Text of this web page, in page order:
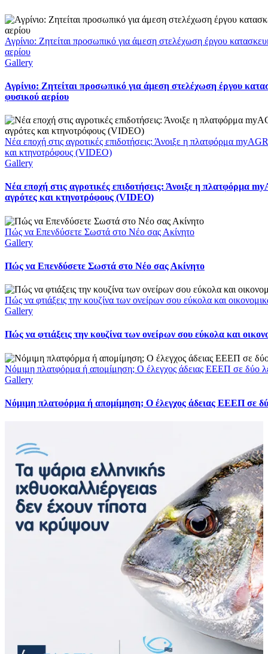
Αγρίνιο: Ζητείται προσωπικό για άμεση στελέχωση έργου
αερίου
Gallery
Αγρίνιο: Ζητείται προσωπικό για άμεση στελέχωση έργου
φυσικού αερίου
Νέα εποχή στις αγροτικές επιδοτήσεις: Άνοιξε η πλατφόρμα
και κτηνοτρόφους (VIDEO)
Gallery
Νέα εποχή στις αγροτικές επιδοτήσεις: Άνοιξε η πλατφόρμα
αγρότες και κτηνοτρόφους (VIDEO)
Πώς να Επενδύσετε Σωστά στο Νέο σας Ακίνητο
Gallery
Πώς να Επενδύσετε Σωστά στο Νέο σας Ακίνητο
Πώς να φτιάξεις την κουζίνα των ονείρων σου εύκολα και
Gallery
Πώς να φτιάξεις την κουζίνα των ονείρων σου εύκολα και
Νόμιμη πλατφόρμα ή απομίμηση; Ο έλεγχος άδειας ΕΕΕΠ σε δύο
Gallery
Νόμιμη πλατφόρμα ή απομίμηση; Ο έλεγχος άδειας ΕΕΕΠ σε